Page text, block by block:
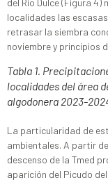
del Río Dulce (Figura
localidades las
retrasar la siembra
noviembre y principios
Tabla 1.
localidades del área
algodonera 2023-
La particularidad de
ambientales. A partir
descenso de la Tmed
aparición del Picudo